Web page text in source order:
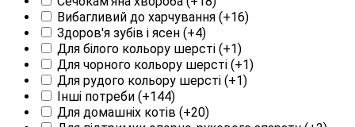
Вибагливий до харчування (+16)
Здоров'я зубів і ясен (+4)
Для білого кольору шерсті (+1)
Для чорного кольору шерсті (+1)
Для рудого кольору шерсті (+1)
Інші потреби (+144)
Для домашніх котів (+20)